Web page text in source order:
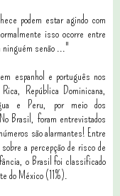
podem estar agindo com
isso ocorre entre
ninguém senão ..."
espanhol e português nos
República Dominicana,
e Peru, por meio dos
Brasil, foram entrevistados
são alarmantes! Entre
a percepção de risco de
o Brasil foi classificado
do México (11%).